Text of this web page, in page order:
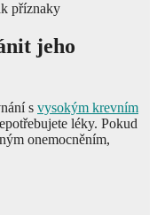
příznaky
jeho
s vysokým krevním
léky. Pokud
onemocněním,